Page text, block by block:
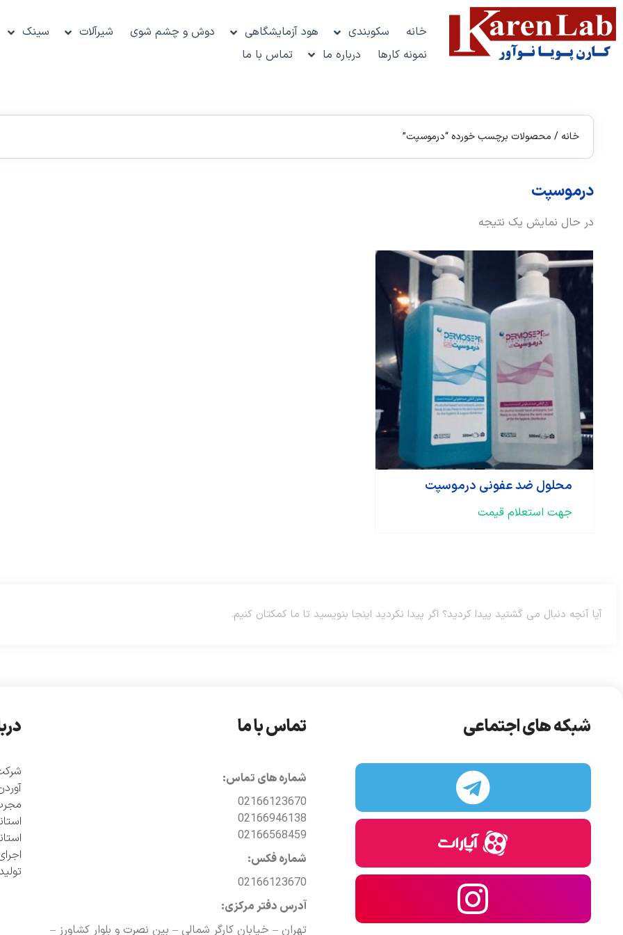
خانه سکوبندی هود آزمایشگاهی دوش و چشم شوی شیرآلات سینک
نمونه کارها
درباره ما تماس با ما
خانه / محصولات برچسب خورده “درموسپت”
درموسپت
در حال نمایش یک نتیجه
محلول ضد عفونی درموسپت
جهت استعلام قیمت
شبکه های اجتماعی تماس با ما
شماره های تماس:
02166123670
02166946138
02166568459
شماره فکس:
02166123670
آدرس دفتر مرکزی:
تهران – خیابان کارگر شمالی – بین نصرت و بلوار کشاورز –